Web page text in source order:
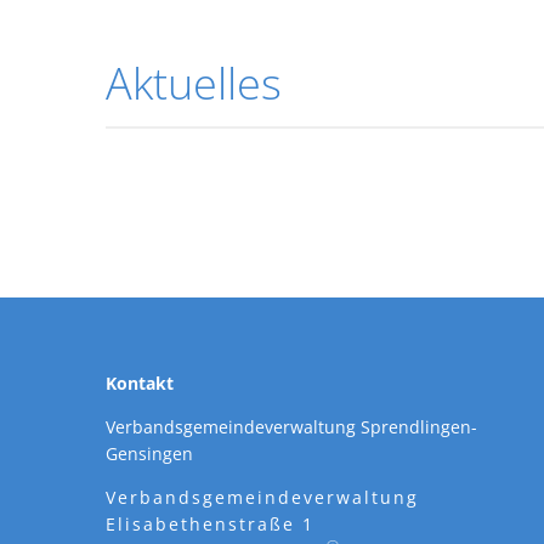
Aktuelles
Kontakt
Verbandsgemeindeverwaltung Sprendlingen-
Gensingen
Verbandsgemeindeverwaltung
Elisabethenstraße 1